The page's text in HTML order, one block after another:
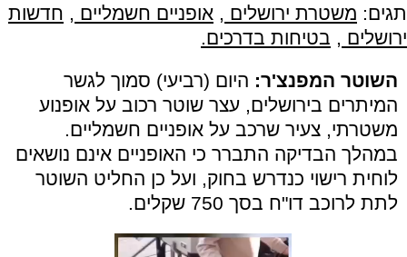
תגים: משטרת ירושלים , אופניים חשמליים , חדשות
ירושלים , בטיחות בדרכים.
השוטר המפנצ'ר: היום (רביעי) סמוך לגשר
המיתרים בירושלים, עצר שוטר רכוב על אופנוע
משטרתי, צעיר שרכב על אופניים חשמליים.
במהלך הבדיקה התברר כי האופניים אינם נושאים
לוחית רישוי כנדרש בחוק, ועל כן החליט השוטר
לתת לרוכב דו"ח בסך 750 שקלים.